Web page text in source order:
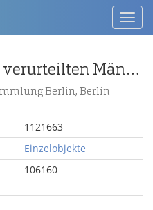
Relief mit zum Tode verurteilten Männern
Berlin, Berlin
1121663
Einzelobjekte
106160